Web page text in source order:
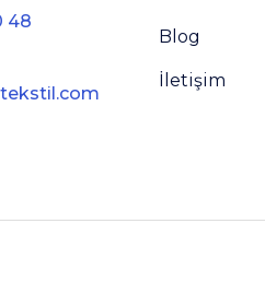
48
Blog
İletişim